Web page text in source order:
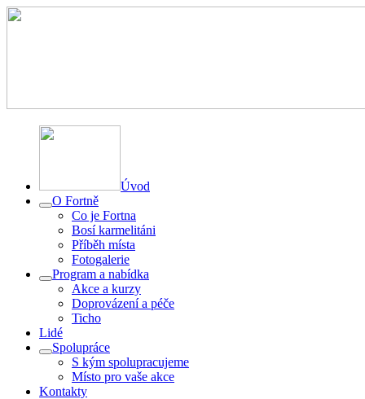
Úvod
O Fortně
Co je Fortna
Bosí karmelitáni
Příběh místa
Fotogalerie
Program a nabídka
Akce a kurzy
Doprovázení a péče
Ticho
Lidé
Spolupráce
S kým spolupracujeme
Místo pro vaše akce
Kontakty